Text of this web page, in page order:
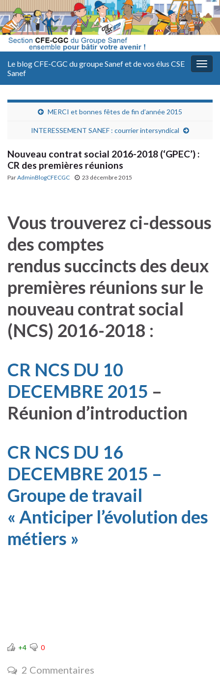
Le blog CFE-CGC du groupe Sanef et de vos élus CSE
Sanef
MERCI et bonnes fêtes de fin d’année 2015
INTERESSEMENT SANEF : courrier intersyndical
Nouveau contrat social 2016-2018 (‘GPEC’) :
CR des premières réunions
ParAdminBlogCFECGC 23 décembre 2015
Vous trouverez ci-dessous
des comptes
rendus succincts des deux
premières réunions sur le
nouveau contrat social
(NCS) 2016-2018 :
CR NCS DU 10
DECEMBRE 2015 –
Réunion d’introduction
CR NCS DU 16
DECEMBRE 2015 –
Groupe de travail
« Anticiper l’évolution des
métiers »
+4 0
2 Commentaires